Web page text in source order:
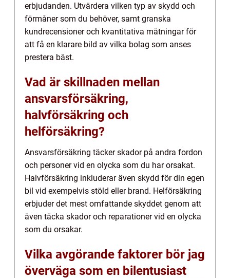
erbjudanden. Utvärdera vilken typ av skydd och
förmåner som du behöver, samt granska
kundrecensioner och kvantitativa mätningar för
att få en klarare bild av vilka bolag som anses
prestera bäst.
Vad är skillnaden mellan
ansvarsförsäkring,
halvförsäkring och
helförsäkring?
Ansvarsförsäkring täcker skador på andra fordon
och personer vid en olycka som du har orsakat.
Halvförsäkring inkluderar även skydd för din egen
bil vid exempelvis stöld eller brand. Helförsäkring
erbjuder det mest omfattande skyddet genom att
även täcka skador och reparationer vid en olycka
som du orsakar.
Vilka avgörande faktorer bör jag
överväga som en bilentusiast